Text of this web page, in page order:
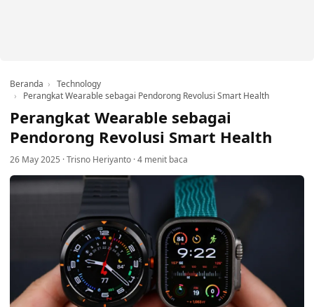
Beranda
Technology
Perangkat Wearable sebagai Pendorong Revolusi Smart Health
Perangkat Wearable sebagai
Pendorong Revolusi Smart Health
26 May 2025 ·Trisno Heriyanto ·4 menit baca